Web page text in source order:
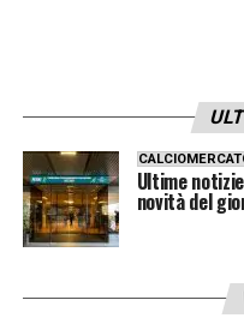
Ultime
novità del